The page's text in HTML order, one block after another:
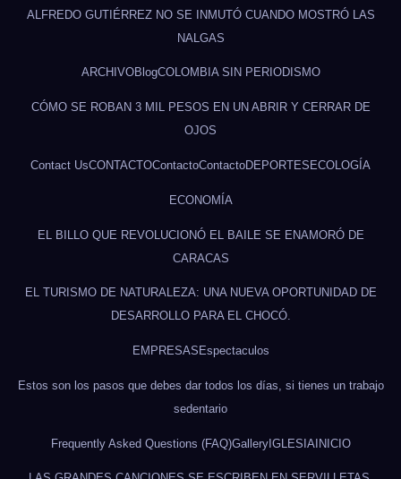
ALFREDO GUTIÉRREZ NO SE INMUTÓ CUANDO MOSTRÓ LAS
NALGAS
ARCHIVOBlogCOLOMBIA SIN PERIODISMO
CÓMO SE ROBAN 3 MIL PESOS EN UN ABRIR Y CERRAR DE
OJOS
Contact UsCONTACTOContactoContactoDEPORTES ECOLOGÍA
ECONOMÍA
EL BILLO QUE REVOLUCIONÓ EL BAILE SE ENAMORÓ DE
CARACAS
EL TURISMO DE NATURALEZA: UNA NUEVA OPORTUNIDAD DE
DESARROLLO PARA EL CHOCÓ.
EMPRESAS Espectaculos
Estos son los pasos que debes dar todos los días, si tienes un trabajo
sedentario
Frequently Asked Questions (FAQ)GalleryIGLESIAINICIO